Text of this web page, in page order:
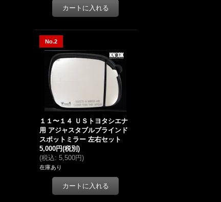
No.2
１１〜１４ ＵＳトヨタシエナ
用 アジャスタブルブラインド
スポットミラー 左右セット
5,000円(税別)
(税込: 5,500円)
在庫あり